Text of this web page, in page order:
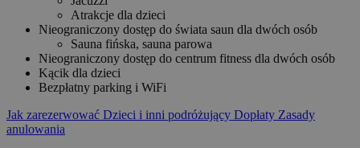
Atrakcje dla dzieci
Nieograniczony dostęp do świata saun dla dwóch osób
Sauna fińska, sauna parowa
Nieograniczony dostęp do centrum fitness dla dwóch osób
Kącik dla dzieci
Bezpłatny parking i WiFi
Jak zarezerwować Dzieci i inni podróżujący Dopłaty Zasady
anulowania